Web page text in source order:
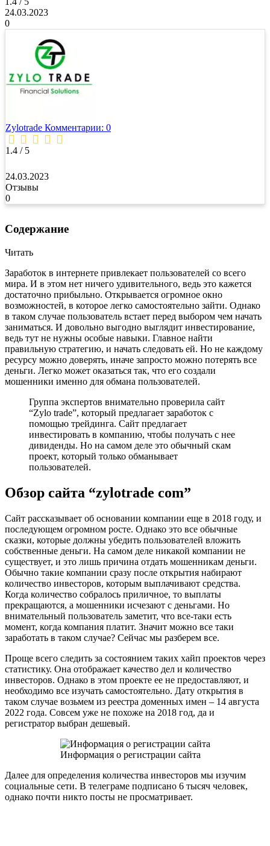
24.03.2023
0
Zylotrade Комментарии: 0
1.4 / 5
24.03.2023
Отзывы
0
Содержание
Читать
Заработок в интернете привлекает пользователей со всего
мира. И в этом нет ничего удивительного, ведь это кажется
достаточно прибыльно. Открывается огромное окно
возможностей, в которое легко самостоятельно зайти. Однако
в таком случае пользователь встает перед выбором чем начать
заниматься. И довольно выгодно выглядит инвестирование,
ведь тут не нужны особые навыки. Главное найти
правильную стратегию, и начать следовать ей. Но не каждому
ресурсу можно доверять, иначе запросто можно потерять все
деньги. Легко может оказаться так, что его создали
мошенники именно для обмана пользователей.
Группа экспертов внимательно проверила сайт
“Zylo trade”, который предлагает заработок с
помощью трейдинга. Сайт предлагает
инвестировать в компанию, чтобы получать с нее
дивиденды. Но на самом деле это обычный скам
проект, который только обманывает
пользователей.
Обзор сайта “zylotrade com”
Сайт рассказывает об основании компании еще в 2018 году, и
последующем огромном росте. Однако это все обычные
сказки, которые должны убедить пользователей вложить
собственные деньги. На самом деле никакой компании не
существует, и это лишь причина отдать мошенникам деньги.
Обычно такие компании сразу после открытия набирают
количество инвесторов, которым выплачивают средства.
Когда количество собралось приличное, то выплаты
прекращаются, а мошенники исчезают с деньгами. Но
внимательный пользователь заметит, что все-таки есть
момент, когда компания платит. Значит можно все таки
заработать в таком случае? Сейчас мы разберем все.
Проще всего следить за состоянием таких хайп проектов через
статистику. Она отображает качество дел и количество
инвесторов. Однако в этом проекте ее не предоставляют, и
необходимо все изучать самостоятельно. Дату открытия в
таком случае возьмем из реестра доменных имен – 14 августа
2022 года. Совсем уже не похоже на 2018 год, да и
регистратор выбран дешевый.
Информация о регистрации сайта
Далее для определения количества инвесторов мы изучим
социальные сети. В телеграме подписано 6 тысяч человек,
однако почти никто посты не просматривает.